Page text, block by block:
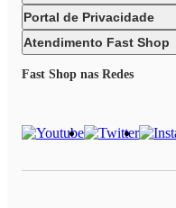
Portal de Privacidade
Atendimento Fast Shop
Fast Shop nas Redes